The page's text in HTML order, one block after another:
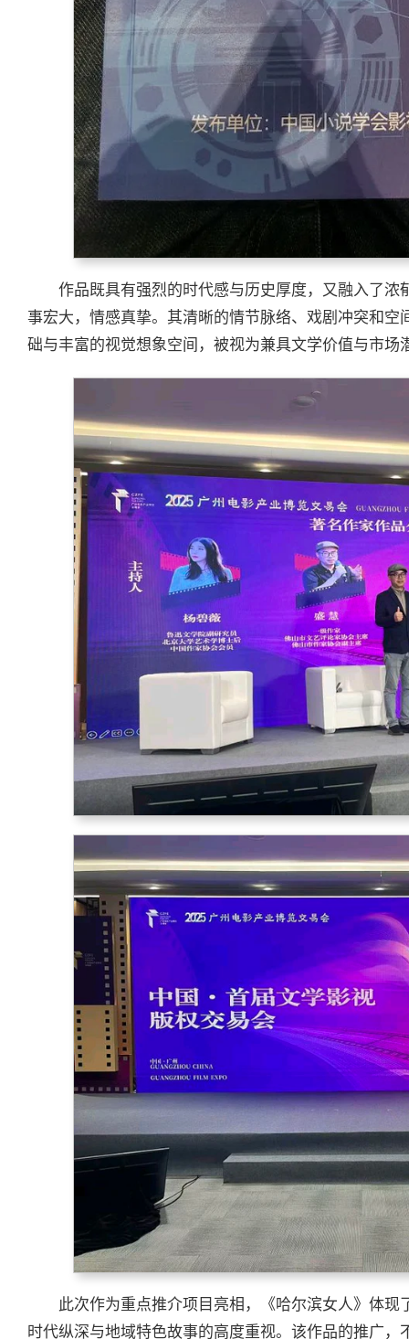
作品既具有强烈的时代感与历史厚度，又融入了
事宏大，情感真挚。其清晰的情节脉络、戏剧冲突和
础与丰富的视觉想象空间，被视为兼具文学价值与市场
此次作为重点推介项目亮相，《哈尔滨女人》体
时代纵深与地域特色故事的高度重视。该作品的推广